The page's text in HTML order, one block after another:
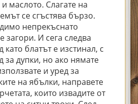
маслото. Слагате на
се сгъстява бързо.
непрекъснато
загори. И сега следва
като блатът е изстинал, с
за дупки, но ако нямате
и уред за
на ябълки, направете
които извадите от